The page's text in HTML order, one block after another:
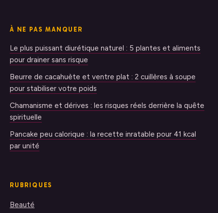
À NE PAS MANQUER
Le plus puissant diurétique naturel : 5 plantes et aliments
pour drainer sans risque
Beurre de cacahuète et ventre plat : 2 cuillères à soupe
pour stabiliser votre poids
Chamanisme et dérives : les risques réels derrière la quête
spirituelle
Pancake peu calorique : la recette inratable pour 41 kcal
par unité
RUBRIQUES
Beauté